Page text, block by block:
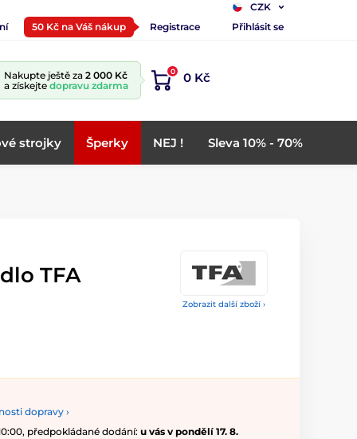
CZK
50 Kč na Váš nákup Registrace Přihlásit se
Nakupte ještě za 2 000 Kč
a získejte dopravu zdarma
0 0 Kč
strojky Šperky NEJ ! Sleva 10% - 70%
Zobrazit další zboží ›
TFA
dopravy ›
předpokládané dodání: u vás v pondělí 17. 8.